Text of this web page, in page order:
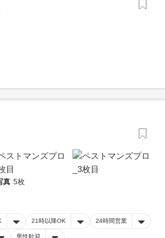
真 5枚
21時以降OK 24時間営業
男性歓迎